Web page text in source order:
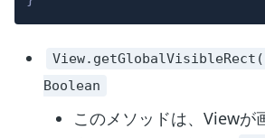
Boolean
このメソッドは、Viewが